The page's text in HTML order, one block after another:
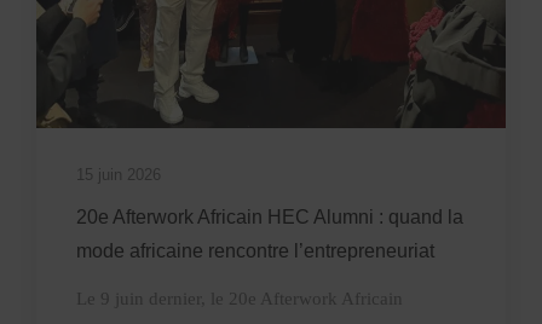
15 juin 2026
20e Afterwork Africain HEC Alumni : quand la
mode africaine rencontre l’entrepreneuriat
Le 9 juin dernier, le 20e Afterwork Africain